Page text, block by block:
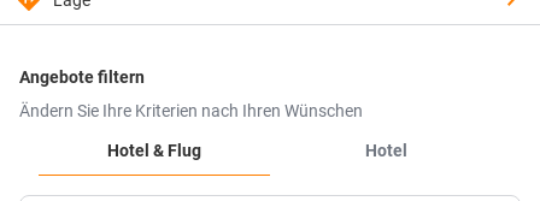
Angebote filtern
Ändern Sie Ihre Kriterien nach Ihren Wünschen
Hotel & Flug
Hotel